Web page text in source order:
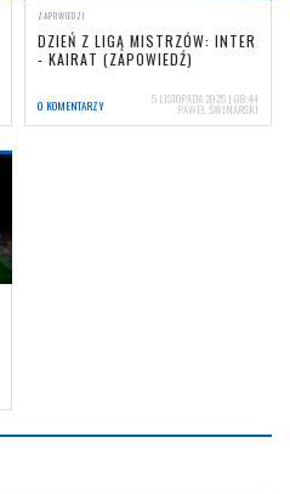
ZAPOWIEDZI
DZIEŃ Z LIGĄ MISTRZÓW: INTER
- KAIRAT (ZAPOWIEDŹ)
0 KOMENTARZY 5 LISTOPADA 2025 | 08:44
PAWEŁ ŚWINARSKI